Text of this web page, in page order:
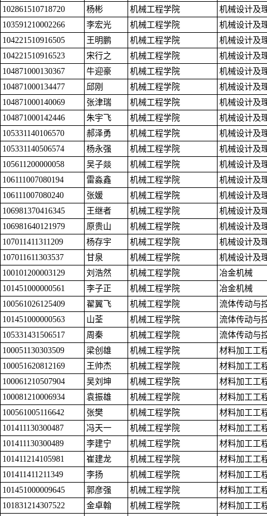
102861510718720
杨彬 机械工程学院
机械设计及
103591210002266
李宏光 机械工程学院
机械设计及
104221510916505
王明鹏 机械工程学院
机械设计及
104221510916523
宋行之 机械工程学院
机械设计及
104871000130367
牛迎豪 机械工程学院
机械设计及
104871000134477
邱刚 机械工程学院
机械设计及
104871000140069
张津瑞 机械工程学院
机械设计及
104871000142446
朱宇飞 机械工程学院
机械设计及
105331140106570
郝泽勇 机械工程学院
机械设计及
105331140506574
杨永强 机械工程学院
机械设计及
105611200000058
吴子燚 机械工程学院
机械设计及
106111007080194
雷淼鑫 机械工程学院
机械设计及
106111007080240
张媛 机械工程学院
机械设计及
106981370416345
王继者 机械工程学院
机械设计及
106981640121979
原贵山 机械工程学院
机械设计及
107011411311209
杨存宇 机械工程学院
机械设计及
107011611303537
甘泉 机械工程学院
机械设计及
100101200003129
刘浩然 机械工程学院
冶金机械
101451000000561
李子正 机械工程学院
冶金机械
100561026125409
翟翼飞 机械工程学院
流体传动与
101451000000563
山荃 机械工程学院
流体传动与
105331431506517
周秦 机械工程学院
流体传动与
100051130303509
梁创雄 机械工程学院
材料加工工
100051620812169
王帅杰 机械工程学院
材料加工工
100061210507904
吴刘坤 机械工程学院
材料加工工
100081210006934
袁振雄 机械工程学院
材料加工工
100561005116642
张樊 机械工程学院
材料加工工
101411130300487
冯天一 机械工程学院
材料加工工
101411130300489
李建宁 机械工程学院
材料加工工
101411214105981
崔建龙 机械工程学院
材料加工工
101411411211349
李扬 机械工程学院
材料加工工
101451000009645
郭彦强 机械工程学院
材料加工工
101831214307522
金卓翰 机械工程学院
材料加工工